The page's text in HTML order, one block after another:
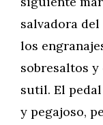
salvadora
los
sobresaltos
sutil. El
y pegajoso,